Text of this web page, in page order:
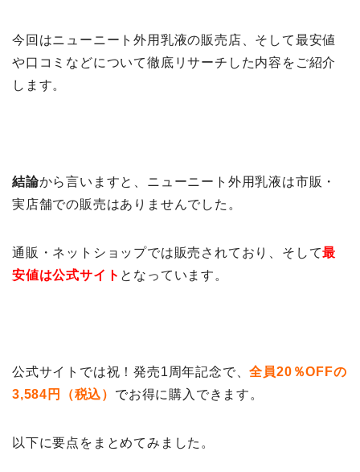
今回はニューニート外用乳液の販売店、そして最安値
や口コミなどについて徹底リサーチした内容をご紹介
します。
結論から言いますと、ニューニート外用乳液は市販・
実店舗での販売はありませんでした。
通販・ネットショップでは販売されており、そして最
安値は公式サイト となっています。
公式サイトでは祝！発売1周年記念で、全員20％OFFの
3,584円（税込） でお得に購入できます。
以下に要点をまとめてみました。